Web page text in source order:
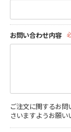
お問い合わせ内容
ご注文に関するお
さいますようお願い